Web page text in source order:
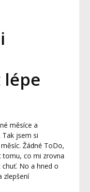
lépe
měsíce a
jsem si
Žádné ToDo,
tomu, co mi zrovna
No a hned o
zlepšení